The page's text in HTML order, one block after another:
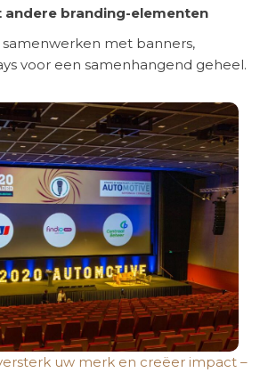
branding-elementen
met banners,
voor een samenhangend geheel.
uw merk en creëer impact –